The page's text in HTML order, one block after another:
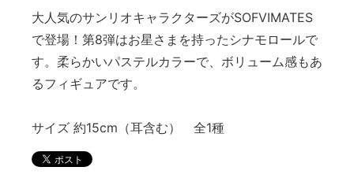
大人気のサンリオキャラクターズがSOFVIMATES
で登場！第8弾はお星さまを持ったシナモロールで
す。柔らかいパステルカラーで、ボリューム感もあ
るフィギュアです。
サイズ 約15cm（耳含む） 全1種